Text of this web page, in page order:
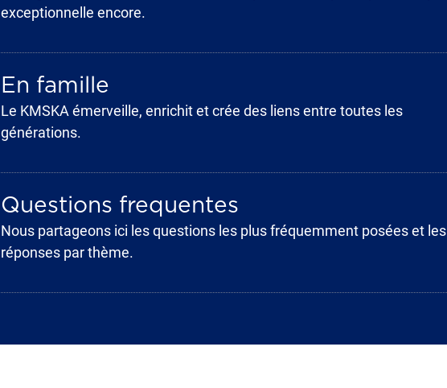
exceptionnelle encore.
En famille
Le KMSKA émerveille, enrichit et crée des liens entre toutes les
générations.
Questions frequentes
Nous partageons ici les questions les plus fréquemment posées et les
réponses par thème.